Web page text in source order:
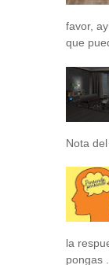
favor,
que
Nota
la
pongas ...